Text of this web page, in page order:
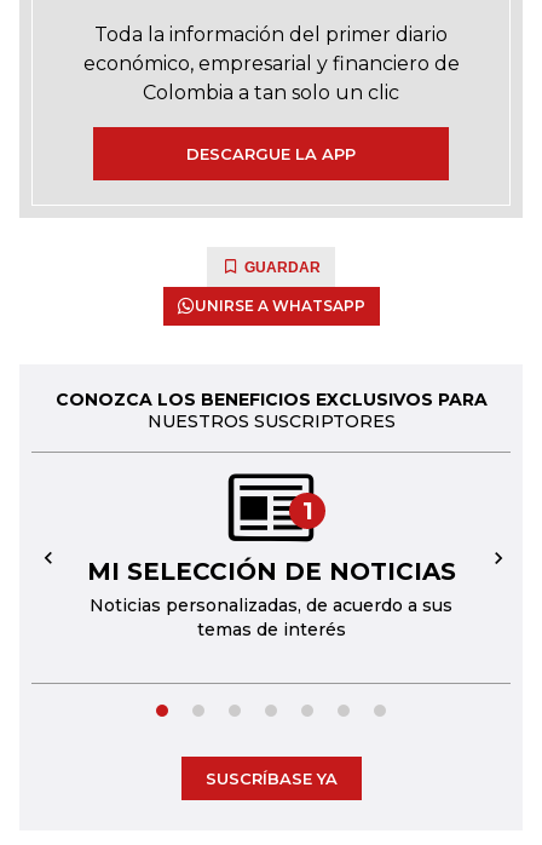
Toda la información del primer diario
económico, empresarial y financiero de
Colombia a tan solo un clic
DESCARGUE LA APP
GUARDAR
UNIRSE A WHATSAPP
CONOZCA LOS BENEFICIOS EXCLUSIVOS PARA
NUESTROS SUSCRIPTORES
1
MI SELECCIÓN DE NOTICIAS
Noticias personalizadas, de acuerdo a sus
temas de interés
← →
SUSCRÍBASE YA